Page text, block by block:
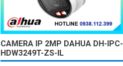
CAMERA IP 2MP DAHUA DH-IPC-
HDW3249T-ZS-IL